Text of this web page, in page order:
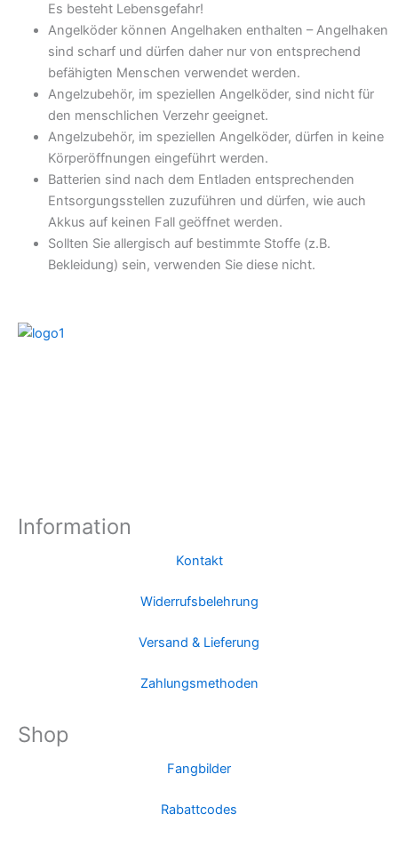
Es besteht Lebensgefahr!
Angelköder können Angelhaken enthalten – Angelhaken
sind scharf und dürfen daher nur von entsprechend
befähigten Menschen verwendet werden.
Angelzubehör, im speziellen Angelköder, sind nicht für
den menschlichen Verzehr geeignet.
Angelzubehör, im speziellen Angelköder, dürfen in keine
Körperöffnungen eingeführt werden.
Batterien sind nach dem Entladen entsprechenden
Entsorgungsstellen zuzuführen und dürfen, wie auch
Akkus auf keinen Fall geöffnet werden.
Sollten Sie allergisch auf bestimmte Stoffe (z.B.
Bekleidung) sein, verwenden Sie diese nicht.
Information
Kontakt
Widerrufsbelehrung
Versand & Lieferung
Zahlungsmethoden
Shop
Fangbilder
Rabattcodes